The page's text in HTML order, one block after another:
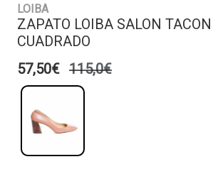
LOIBA
ZAPATO LOIBA SALON TACON
CUADRADO
57,50€ 115,0€